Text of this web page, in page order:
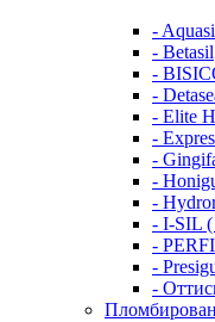
-
- Betasil
-
-
- Elite
-
-
-
-
- I-SIL (
-
-
-